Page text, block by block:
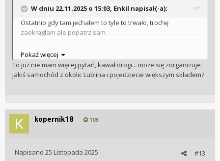
W dniu 22.11.2025 o 15:03, Enkil napisał(-a):
Ostatnio gdy tam jechałem to tyle to trwało, trochę
zaokrąglam ale popatrz sam.
Pokaż więcej
To już nie mam więcej pytań, kawał drogi... może się zorganizuje
jakiś samochód z okolic Lublina i pojedziecie większym składem?
kopernik18 103
#13
Napisano 25 Listopada 2025